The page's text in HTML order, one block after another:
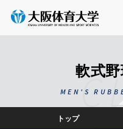
軟式野
MEN'S
トップ